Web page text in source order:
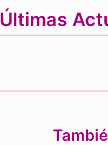
Últimas